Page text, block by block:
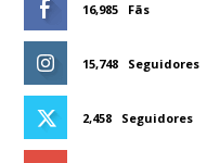
16,985 Fãs
15,748 Seguidores
2,458 Seguidores